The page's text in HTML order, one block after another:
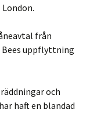
från
uppflyttning
och
haft en blandad